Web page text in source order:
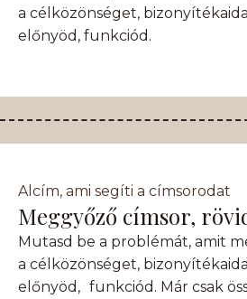
a célközönséget,
előnyöd, funkciód.
Alcím, ami segíti a címsorodat
Meggyőző címsor,
Mutasd be a problémát, amit
a célközönséget,
előnyöd, funkciód. Már csak